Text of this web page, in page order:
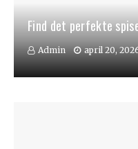
Find det perfekte
Admin april 20,